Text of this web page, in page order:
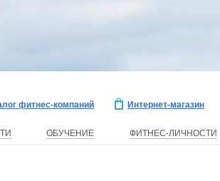
фитнес-компаний Интернет-магазин
ОБУЧЕНИЕ ФИТНЕС-ЛИЧНОСТИ